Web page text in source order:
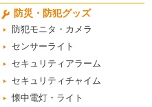
防災・防犯グッズ
防犯モニタ・カメラ
センサーライト
セキュリティアラーム
セキュリティチャイム
懐中電灯・ライト